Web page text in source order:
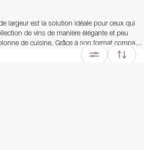
largeur est la solution idéale pour ceux qui
de vins de manière élégante et peu
de cuisine. Grâce à son format compact,
dans les cuisines modernes tout en offrant un
belle sélection de bouteilles.